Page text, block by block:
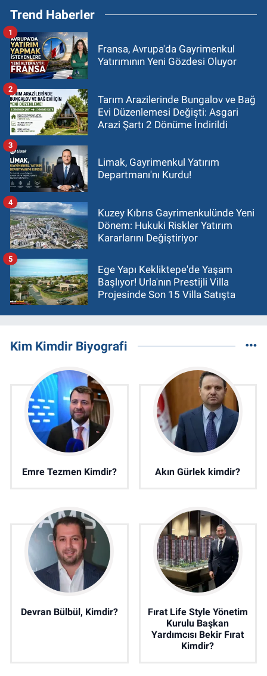
Trend Haberler
Fransa, Avrupa'da Gayrimenkul
Yatırımının Yeni Gözdesi Oluyor
1
Tarım Arazilerinde Bungalov ve Bağ
Evi Düzenlemesi Değişti: Asgari
Arazi Şartı 2 Dönüme İndirildi
2
Limak, Gayrimenkul Yatırım
Departmanı'nı Kurdu!
3
Kuzey Kıbrıs Gayrimenkulünde Yeni
Dönem: Hukuki Riskler Yatırım
Kararlarını Değiştiriyor
4
Ege Yapı Kekliktepe'de Yaşam
Başlıyor! Urla'nın Prestijli Villa
Projesinde Son 15 Villa Satışta
5
Kim Kimdir Biyografi
Emre Tezmen Kimdir? Akın Gürlek kimdir?
Devran Bülbül, Kimdir?
Fırat Life Style Yönetim
Kurulu Başkan
Yardımcısı Bekir Fırat
Kimdir?